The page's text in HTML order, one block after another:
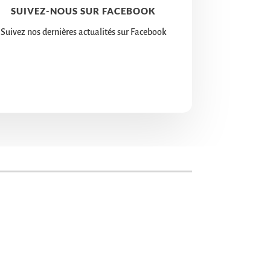
SUIVEZ-NOUS SUR FACEBOOK
Suivez nos dernières actualités sur Facebook